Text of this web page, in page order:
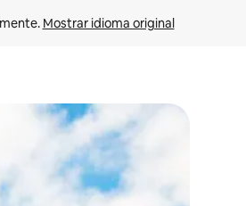
Mostrar idioma original